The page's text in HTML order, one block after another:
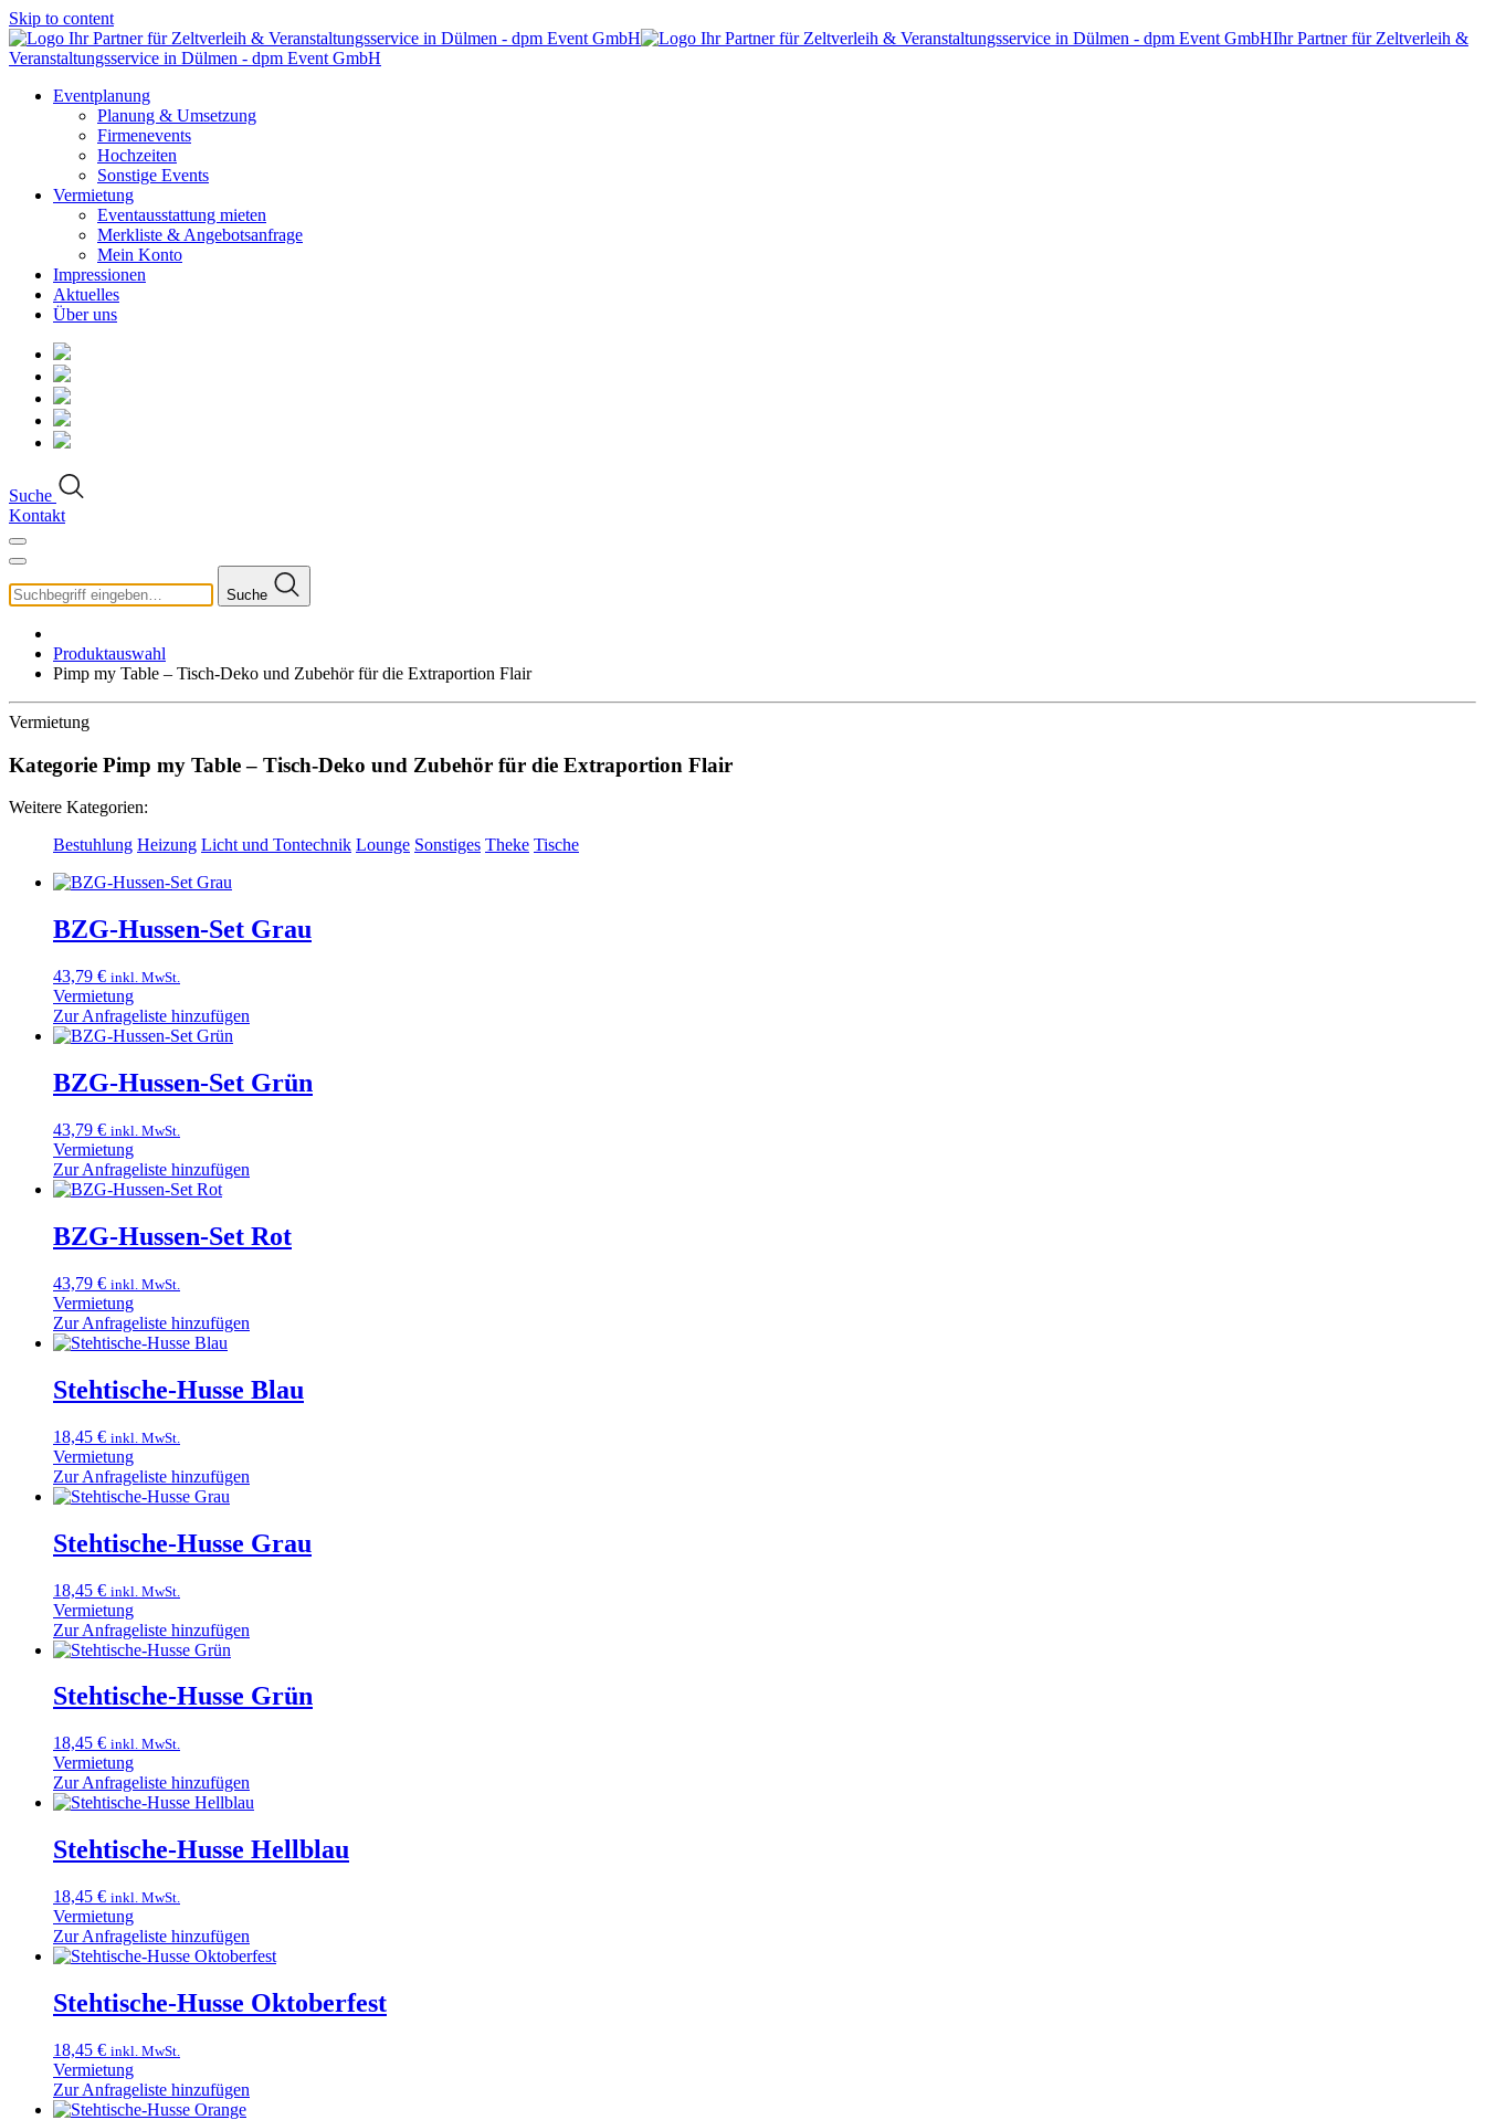
Skip to content
Ihr Partner für Zeltverleih &
Veranstaltungsservice in Dülmen - dpm Event GmbH
Eventplanung
Planung & Umsetzung
Firmenevents
Hochzeiten
Sonstige Events
Vermietung
Eventausstattung mieten
Merkliste & Angebotsanfrage
Mein Konto
Impressionen
Aktuelles
Über uns
Suche
Kontakt
Suche
Produktauswahl
Pimp my Table – Tisch-Deko und Zubehör für die Extraportion Flair
Vermietung
Kategorie Pimp my Table – Tisch-Deko und Zubehör für die Extraportion Flair
Weitere Kategorien:
Bestuhlung Heizung Licht und Tontechnik Lounge Sonstiges Theke Tische
BZG-Hussen-Set Grau
43,79 € inkl. MwSt.
Vermietung
Zur Anfrageliste hinzufügen
BZG-Hussen-Set Grün
43,79 € inkl. MwSt.
Vermietung
Zur Anfrageliste hinzufügen
BZG-Hussen-Set Rot
43,79 € inkl. MwSt.
Vermietung
Zur Anfrageliste hinzufügen
Stehtische-Husse Blau
18,45 € inkl. MwSt.
Vermietung
Zur Anfrageliste hinzufügen
Stehtische-Husse Grau
18,45 € inkl. MwSt.
Vermietung
Zur Anfrageliste hinzufügen
Stehtische-Husse Grün
18,45 € inkl. MwSt.
Vermietung
Zur Anfrageliste hinzufügen
Stehtische-Husse Hellblau
18,45 € inkl. MwSt.
Vermietung
Zur Anfrageliste hinzufügen
Stehtische-Husse Oktoberfest
18,45 € inkl. MwSt.
Vermietung
Zur Anfrageliste hinzufügen